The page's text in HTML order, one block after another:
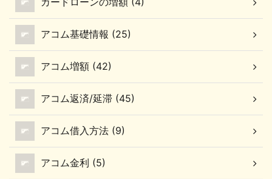
の限度額は「増額」だけ
でなく「減額」も申込む
ことができます。 限度額
に達し ...
や電話で増額を申込むこ
アコム基礎情報 (25)
アコム増額 (42)
アコム返済/延滞 (45)
アコム借入方法 (9)
アコム金利 (5)